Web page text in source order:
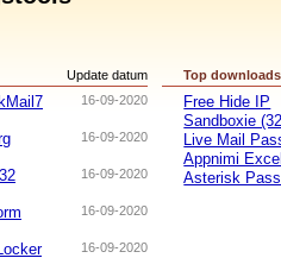
Update datum
16-09-2020
16-09-2020
16-09-2020
16-09-2020
16-09-2020
Top downloads
Free Hide IP
Sandboxie
Live Mail
Appnimi
Asterisk